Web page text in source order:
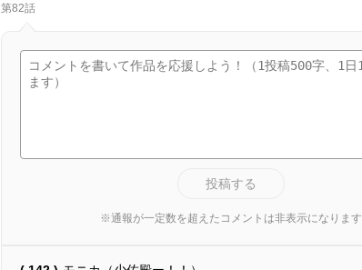
第82話
投稿する
※通報が一定数を超えたコメントは非表示になります